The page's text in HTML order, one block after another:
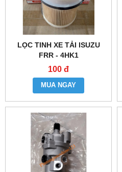
LỌC TINH XE TẢI ISUZU
FRR - 4HK1
100 đ
MUA NGAY